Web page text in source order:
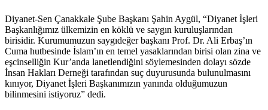
Diyanet-Sen Çanakkale Şube Başkanı Şahin Aygül, “Diyanet İşleri
Başkanlığımız ülkemizin en köklü ve saygın kuruluşlarından
birisidir. Kurumumuzun saygıdeğer başkanı Prof. Dr. Ali Erbaş’ın
Cuma hutbesinde İslam’ın en temel yasaklarından birisi olan zina ve
eşcinselliğin Kur’anda lanetlendiğini söylemesinden dolayı sözde
İnsan Hakları Derneği tarafından suç duyurusunda bulunulmasını
kınıyor, Diyanet İşleri Başkanımızın yanında olduğumuzun
bilinmesini istiyoruz” dedi.